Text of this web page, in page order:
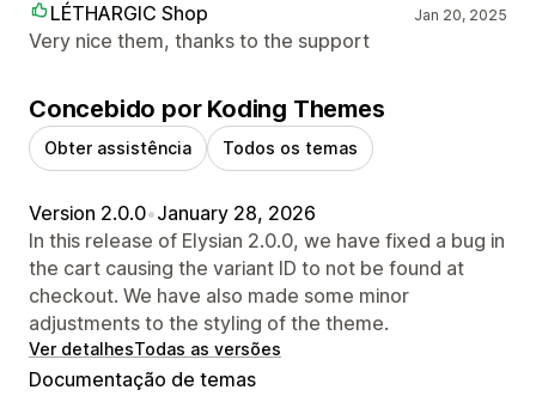
LÉTHARGIC Shop
Jan 20, 2025
Very nice them, thanks to the support
Concebido por Koding Themes
Obter assistência Todos os temas
Version 2.0.0•January 28, 2026
In this release of Elysian 2.0.0, we have fixed a bug in
the cart causing the variant ID to not be found at
checkout. We have also made some minor
adjustments to the styling of the theme.
Ver detalhesTodas as versões
Documentação de temas